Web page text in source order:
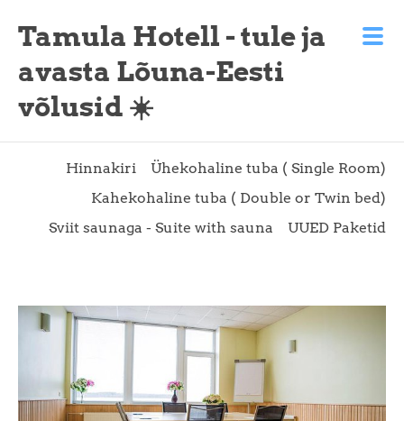
Tamula Hotell - tule ja
avasta Lõuna-Eesti
võlusid ☀️
Hinnakiri
Ühekohaline tuba ( Single Room)
Kahekohaline tuba ( Double or Twin bed)
Sviit saunaga - Suite with sauna
UUED Paketid